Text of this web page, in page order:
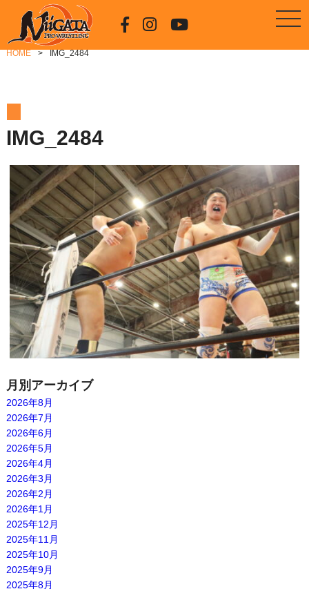
HOME IMG_2484
IMG_2484
月別アーカイブ
2026年8月
2026年7月
2026年6月
2026年5月
2026年4月
2026年3月
2026年2月
2026年1月
2025年12月
2025年11月
2025年10月
2025年9月
2025年8月